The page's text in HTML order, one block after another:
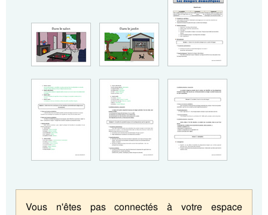
Vous n'êtes pas connectés à votre espace